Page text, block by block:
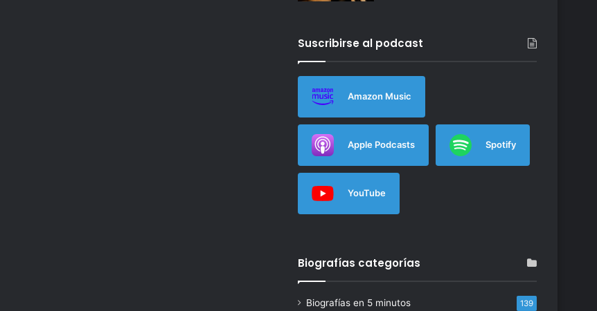
Suscribirse al podcast
Amazon Music
Apple Podcasts Spotify
YouTube
Biografías categorías
Biografías en 5 minutos 139